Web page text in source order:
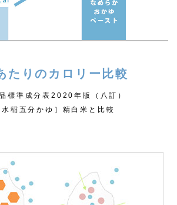
たりのカロリー比較
標準成分表2020年版（八訂）
水稲五分かゆ］精白米と比較